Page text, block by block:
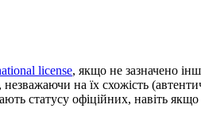
license, якщо не зазначено
на їх схожість
статусу офіційних, навіть якщо